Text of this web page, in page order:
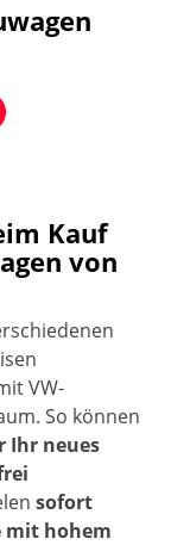
Kauf
von
VW-
So können
Ihr neues
sofort
mit hohem